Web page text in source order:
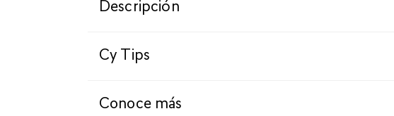
Descripción
Cy Tips
Conoce más